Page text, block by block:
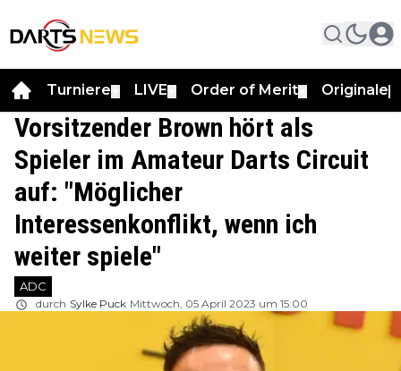
Turniere LIVE Order of Merit Originale
Vorsitzender Brown hört als
Spieler im Amateur Darts Circuit
auf: "Möglicher
Interessenkonflikt, wenn ich
weiter spiele"
ADC
durch Sylke Puck Mittwoch, 05 April 2023 um 15:00